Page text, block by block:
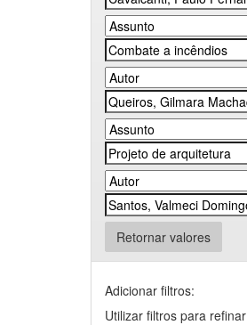
Retornar valores
Adicionar filtros:
Utilizar filtros para